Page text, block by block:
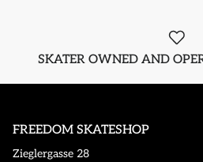
SKATER OWNED AND
FREEDOM SKATESHOP
Zieglergasse 28